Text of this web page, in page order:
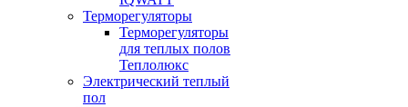
Терморегуляторы
Терморегуляторы
для теплых полов
Теплолюкс
Электрический теплый
пол